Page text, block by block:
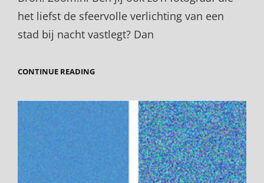
het liefst de sfeervolle verlichting van een
stad bij nacht vastlegt? Dan
CONTINUE READINGRUIS